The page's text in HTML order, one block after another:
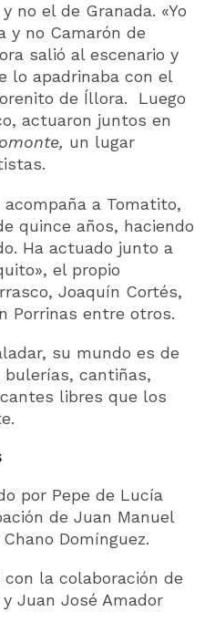
no el de Granada. «Yo
y no Camarón de
salió al escenario y
lo apadrinaba con el
de Íllora. Luego
actuaron juntos en
un lugar
a Tomatito,
quince años, haciendo
Ha actuado junto a
el propio
Joaquín Cortés,
Porrinas entre otros.
su mundo es de
bulerías, cantiñas,
libres que los
por Pepe de Lucía
de Juan Manuel
Domínguez.
con la colaboración de
y Juan José Amador